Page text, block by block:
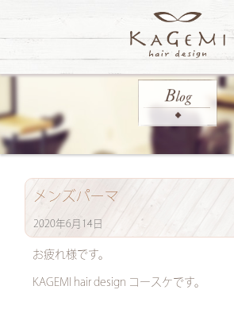
メンズパーマ
2020年6月14日
お疲れ様です。
KAGEMI hair design コースケです。